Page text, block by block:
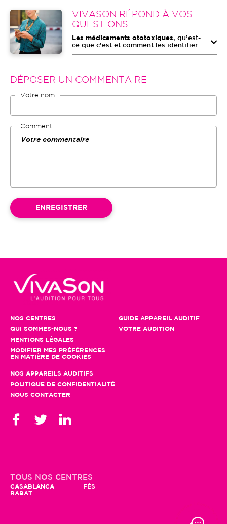
Image
VIVASON RÉPOND À VOS
QUESTIONS
Les médicaments ototoxiques, qu’est-
ce que c’est et comment les identifier
DÉPOSER UN COMMENTAIRE
Votre nom
Comment
NOS CENTRES
QUI SOMMES-NOUS ?
MENTIONS LÉGALES
MODIFIER MES PRÉFÉRENCES
EN MATIÈRE DE COOKIES
GUIDE APPAREIL AUDITIF
VOTRE AUDITION
NOS APPAREILS AUDITIFS
POLITIQUE DE CONFIDENTIALITÉ
NOUS CONTACTER
TOUS NOS CENTRES
CASABLANCA
FÈS
RABAT